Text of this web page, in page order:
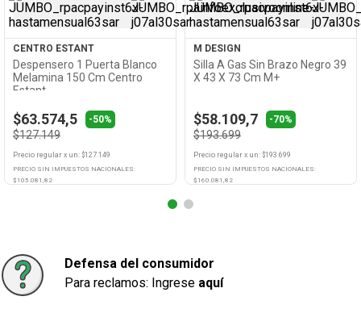
CENTRO ESTANT
Despensero 1 Puerta Blanco
Melamina 150 Cm Centro
Estant
$63.574,5 -50%
$127.149
Precio regular x un: $127.149
PRECIO SIN IMPUESTOS NACIONALES:
$ 105.081,82
M DESIGN
Silla A Gas Sin Brazo Negro 39
X 43 X 73 Cm M+
$58.109,7 -70%
$193.699
Precio regular x un: $193.699
PRECIO SIN IMPUESTOS NACIONALES:
$ 160.081,82
Defensa del consumidor
Para reclamos: Ingrese aquí